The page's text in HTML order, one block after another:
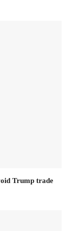
Trump trade